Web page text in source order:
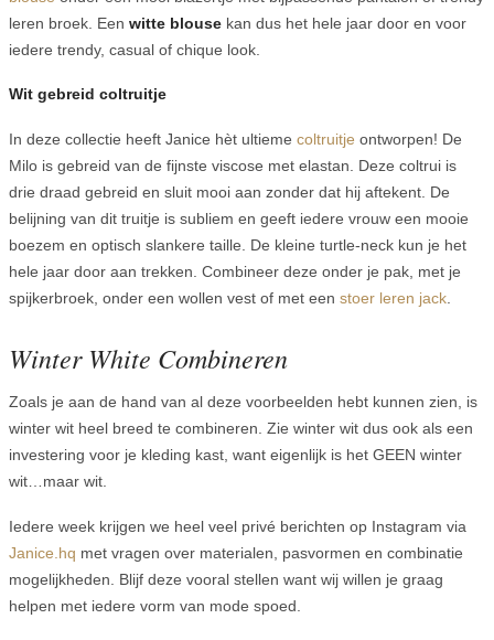
leren broek. Een witte blouse kan dus het hele jaar door en voor
iedere trendy, casual of chique look.
Wit gebreid coltruitje
In deze collectie heeft Janice hèt ultieme coltruitje ontworpen! De
Milo is gebreid van de fijnste viscose met elastan. Deze coltrui is
drie draad gebreid en sluit mooi aan zonder dat hij aftekent. De
belijning van dit truitje is subliem en geeft iedere vrouw een mooie
boezem en optisch slankere taille. De kleine turtle-neck kun je het
hele jaar door aan trekken. Combineer deze onder je pak, met je
spijkerbroek, onder een wollen vest of met een stoer leren jack.
Winter White Combineren
Zoals je aan de hand van al deze voorbeelden hebt kunnen zien, is
winter wit heel breed te combineren. Zie winter wit dus ook als een
investering voor je kleding kast, want eigenlijk is het GEEN winter
wit…maar wit.
Iedere week krijgen we heel veel privé berichten op Instagram via
Janice.hq met vragen over materialen, pasvormen en combinatie
mogelijkheden. Blijf deze vooral stellen want wij willen je graag
helpen met iedere vorm van mode spoed.